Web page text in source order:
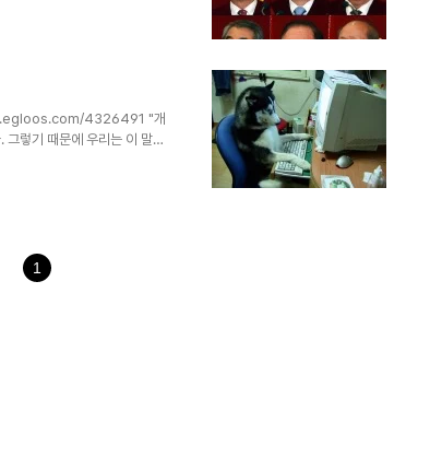
노무현 대통령 탄핵에 대한
적이지만 저는 헌법 재판소
으로도 기대하지..4326491 "개
그렇기 때문에 우리는 이 말을
럼 벌어서 정승처럼 쓴다는
1